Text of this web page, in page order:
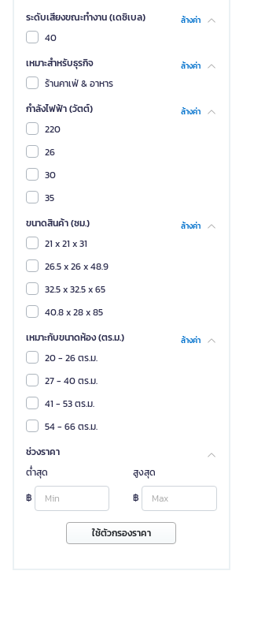
Tanita
Tokai
VOX
WHY
beurer
คู-เทค
วิช
เลดเจอร์
เอลกาโต้
ไชน์ไบร์ท
ไอดาต้า
ระดับเสียงขณะทำงาน (เดซิเบล)
ล้างค่า
40
เหมาะสำหรับธุรกิจ
ล้างค่า
ร้านคาเฟ่ & อาหาร
กำลังไฟฟ้า (วัตต์)
ล้างค่า
220
26
30
35
ขนาดสินค้า (ซม.)
ล้างค่า
21 x 21 x 31
26.5 x 26 x 48.9
32.5 x 32.5 x 65
40.8 x 28 x 85
เหมาะกับขนาดห้อง (ตร.ม.)
ล้างค่า
20 - 26 ตร.ม.
27 - 40 ตร.ม.
41 - 53 ตร.ม.
54 - 66 ตร.ม.
ช่วงราคา
ต่ำสุด
฿
สูงสุด
฿
ใช้ตัวกรองราคา